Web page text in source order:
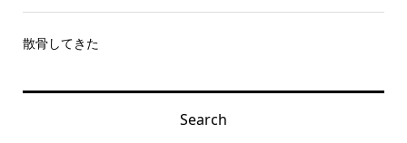
散骨してきた
Search